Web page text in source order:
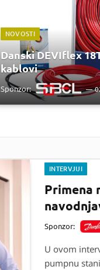
NOVOSTI
Danski DEVIflex
kablovi
Sponzor:
INTERVJUI
Primena
Sponzor:
U ovom
pumpnu